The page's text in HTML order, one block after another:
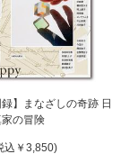
録】まなざしの奇跡 日
家の冒険
込 ￥3,850)